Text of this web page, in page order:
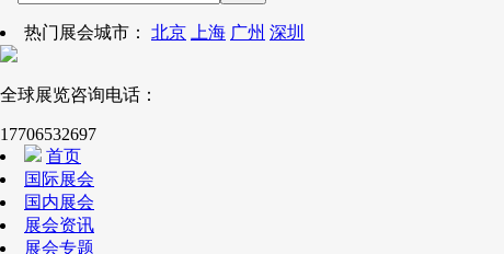
热门展会城市： 北京 上海 广州 深圳
全球展览咨询电话：
17706532697
首页
国际展会
国内展会
展会资讯
展会专题